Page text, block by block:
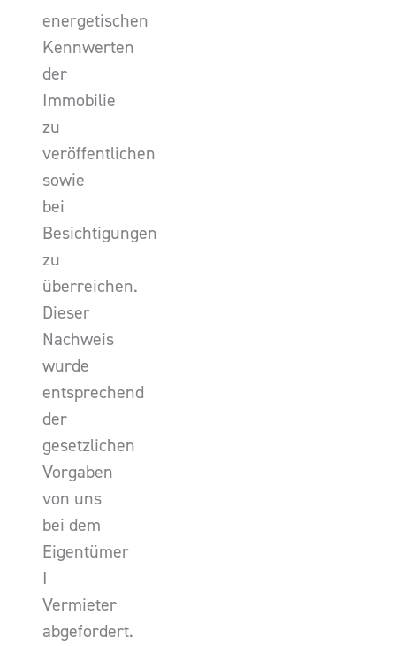
energetischen
Kennwerten
der
Immobilie
zu
veröffentlichen
sowie
bei
Besichtigungen
zu
überreichen.
Dieser
Nachweis
wurde
entsprechend
der
gesetzlichen
Vorgaben
von uns
bei dem
Eigentümer
I
Vermieter
abgefordert.